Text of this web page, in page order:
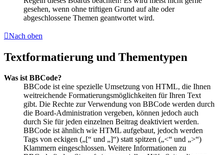
gesehen, wenn ohne triftigen Grund auf alte oder
abgeschlossene Themen geantwortet wird.
Nach oben
Textformatierung und Thementypen
Was ist BBCode?
BBCode ist eine spezielle Umsetzung von HTML, die Ihnen
weitreichende Formatierungsmöglichkeiten für Ihren Text
gibt. Die Rechte zur Verwendung von BBCode werden durch
die Board-Administration vergeben, können jedoch auch
durch Sie für jeden einzelnen Beitrag deaktiviert werden.
BBCode ist ähnlich wie HTML aufgebaut, jedoch werden
Tags von eckigen („[“ und „]“) statt spitzen („<“ und „>“)
Klammern eingeschlossen. Weitere Informationen zu